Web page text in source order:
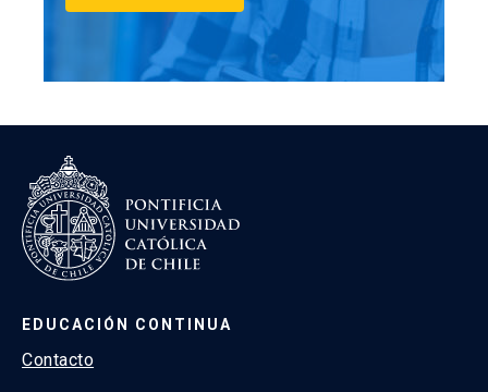
EDUCACIÓN CONTINUA
Contacto